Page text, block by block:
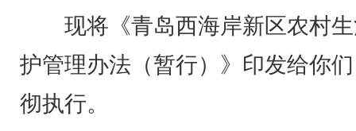
现将《青岛西海岸新区农村生
护管理办法（暂行）》印发给你
彻执行。